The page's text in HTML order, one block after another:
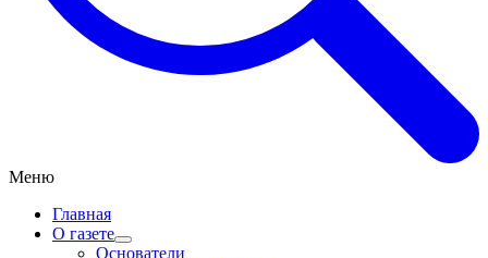
Меню
Главная
О газете
Основатели